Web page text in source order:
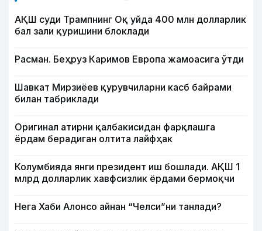
АҚШ суди Трампнинг Оқ уйда 400 млн долларлик
бал зали қуришини блоклади
Расман. Беҳруз Каримов Европа жамоасига ўтди
Шавкат Мирзиёев қурувчиларни касб байрами
билан табриклади
Оригинал атирни қалбакисидан фарқлашга
ёрдам берадиган олтита лайфҳак
Колумбияда янги президент иш бошлади. АҚШ 1
млрд долларлик хавфсизлик ёрдами бермоқчи
Нега Хаби Алонсо айнан “Челси”ни танлади?